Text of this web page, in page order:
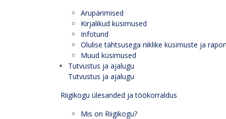
Arupärimised
Kirjalikud küsimused
Infotund
Olulise tähtsusega riiklike küsimuste ja
Muud küsimused
Tutvustus ja ajalugu
Tutvustus ja ajalugu
Riigikogu ülesanded ja töökorraldus
Mis on Riigikogu?